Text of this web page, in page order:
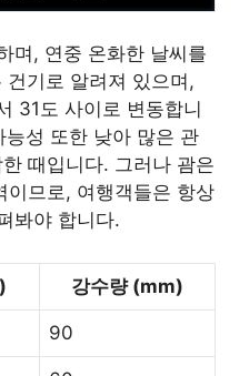
며, 연중 온화한 날씨를
기로 알려져 있으며,
31도 사이로 변동합니
성 또한 낮아 많은 관
때입니다. 그러나 괌은
이므로, 여행객들은 항상
봐야 합니다.
강수량 (mm)
90